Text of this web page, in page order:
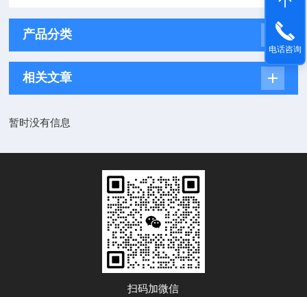
产品分类
相关文章
暂时没有信息
扫码加微信
电话咨询